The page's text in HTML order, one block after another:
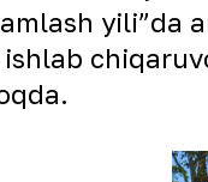
yili”da